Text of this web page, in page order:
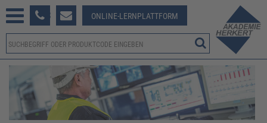
381-123 ONLINE-LERNPLATTFORM